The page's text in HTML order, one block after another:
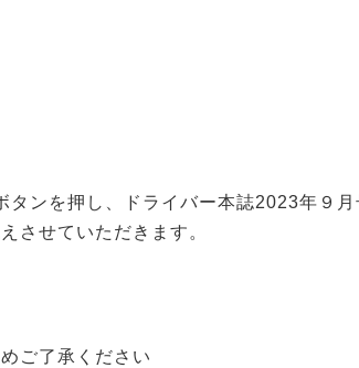
ンを押し、ドライバー本誌2023年９
させていただきます。
ご了承ください